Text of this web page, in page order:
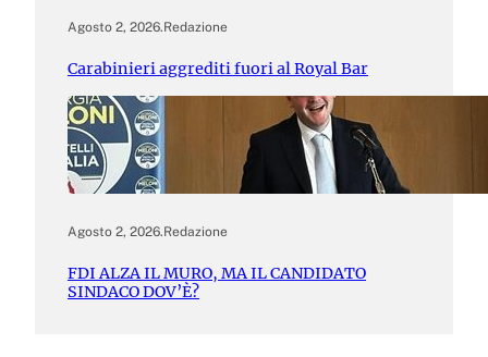
Agosto 2, 2026.Redazione
Carabinieri aggrediti fuori al Royal Bar
Agosto 2, 2026.Redazione
FDI ALZA IL MURO, MA IL CANDIDATO
SINDACO DOV’È?